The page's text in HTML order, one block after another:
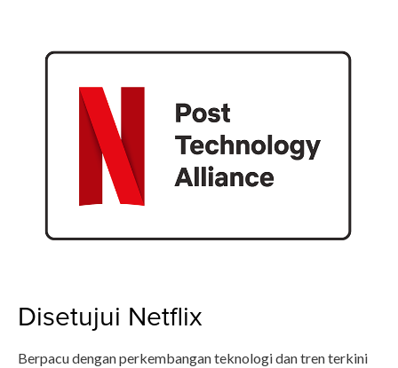
Disetujui Netflix
Berpacu dengan perkembangan teknologi dan tren terkini